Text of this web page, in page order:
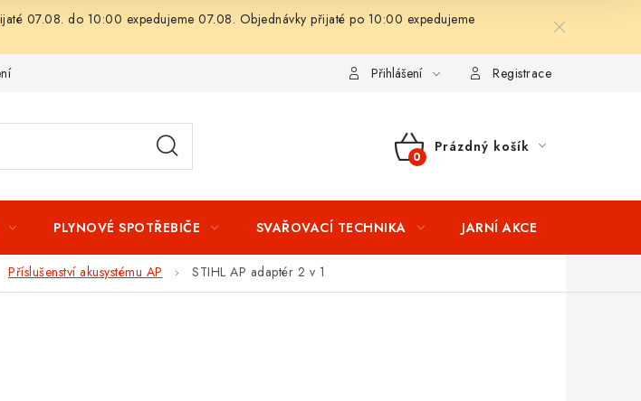
07.08. do 10:00 expedujeme 07.08. Objednávky přijaté po 10:00 expedujeme
Splátkový prodej Tabulka velikostí oblečení
Přihlášení Registrace
NÁKUPNÍ
Prázdný košík
PLYNOVÉ SPOTŘEBIČE SVAŘOVACÍ TECHNIKA JARNÍ AKCE
Příslušenství akusystému AP STIHL AP adaptér 2 v 1